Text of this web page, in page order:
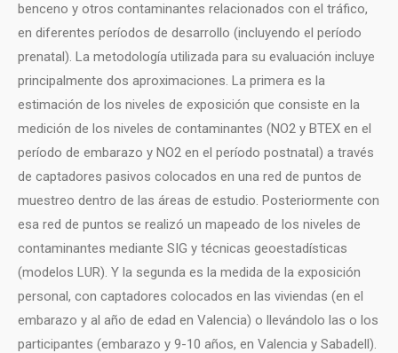
benceno y otros contaminantes relacionados con el tráfico,
en diferentes períodos de desarrollo (incluyendo el período
prenatal). La metodología utilizada para su evaluación incluye
principalmente dos aproximaciones. La primera es la
estimación de los niveles de exposición que consiste en la
medición de los niveles de contaminantes (NO2 y BTEX en el
período de embarazo y NO2 en el período postnatal) a través
de captadores pasivos colocados en una red de puntos de
muestreo dentro de las áreas de estudio. Posteriormente con
esa red de puntos se realizó un mapeado de los niveles de
contaminantes mediante SIG y técnicas geoestadísticas
(modelos LUR). Y la segunda es la medida de la exposición
personal, con captadores colocados en las viviendas (en el
embarazo y al año de edad en Valencia) o llevándolo las o los
participantes (embarazo y 9-10 años, en Valencia y Sabadell).